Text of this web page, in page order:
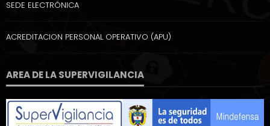
SEDE ELECTRÓNICA
ACREDITACION PERSONAL OPERATIVO (APU)
AREA DE LA SUPERVIGILANCIA